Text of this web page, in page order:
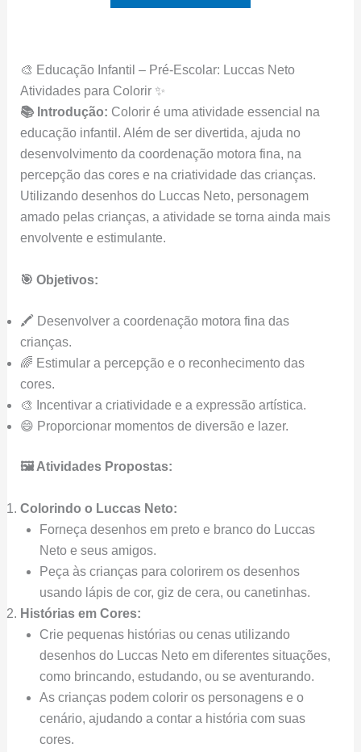
🎨 Educação Infantil – Pré-Escolar: Luccas Neto
Atividades para Colorir ✨
📚 Introdução: Colorir é uma atividade essencial na
educação infantil. Além de ser divertida, ajuda no
desenvolvimento da coordenação motora fina, na
percepção das cores e na criatividade das crianças.
Utilizando desenhos do Luccas Neto, personagem
amado pelas crianças, a atividade se torna ainda mais
envolvente e estimulante.
🎯 Objetivos:
🖍️ Desenvolver a coordenação motora fina das
crianças.
🌈 Estimular a percepção e o reconhecimento das
cores.
🎨 Incentivar a criatividade e a expressão artística.
😄 Proporcionar momentos de diversão e lazer.
🖼️ Atividades Propostas:
Colorindo o Luccas Neto:
Forneça desenhos em preto e branco do Luccas
Neto e seus amigos.
Peça às crianças para colorirem os desenhos
usando lápis de cor, giz de cera, ou canetinhas.
Histórias em Cores:
Crie pequenas histórias ou cenas utilizando
desenhos do Luccas Neto em diferentes situações,
como brincando, estudando, ou se aventurando.
As crianças podem colorir os personagens e o
cenário, ajudando a contar a história com suas
cores.